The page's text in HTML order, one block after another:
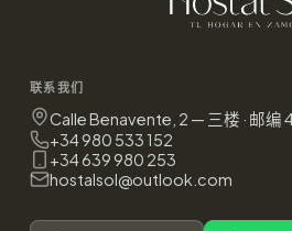
联系我们
Calle Benavente, 2 — 三楼 · 邮编
+34 980 533 152
+34 639 980 253
hostalsol@outlook.com